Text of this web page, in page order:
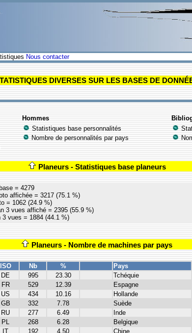
Nous contacter
DIVERSES SUR LES BASES DE
Hommes
Statistiques base personnalités
Nombre de personnalités par pays
Planeurs - Statistiques base planeurs
= 4279
affichée = 3217 (75.1 %)
= 1062 (24.9 %)
3 vues affiché = 2395 (55.9 %)
3 vues = 1884 (44.1 %)
Planeurs - Nombre de machines par pays
ISO Nb % Pays
DE 995 23.30 Tchéquie
FR 529 12.39 Espagne
US 434 10.16 Hollande
GB 332 7.78 Suède
RU 277 6.49 Inde
PL 268 6.28 Belgique
IT 192 4.50 Chine